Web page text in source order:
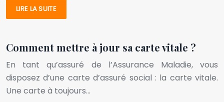
LIRE LA SUITE
Comment mettre à jour sa carte vitale ?
En tant qu’assuré de l’Assurance Maladie, vous
disposez d’une carte d’assuré social : la carte vitale.
Une carte à toujours…